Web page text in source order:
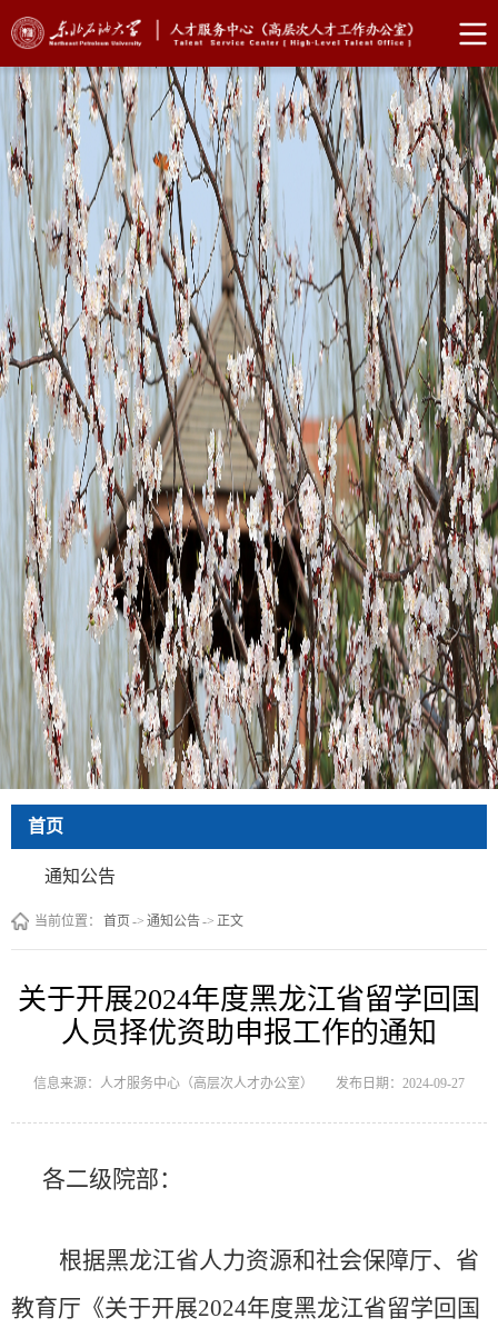
首页
通知公告
当前位置： 首页 -> 通知公告-> 正文
关于开展2024年度黑龙江省留学回国
人员择优资助申报工作的通知
信息来源：人才服务中心（高层次人才办公室） 发布日期：2024-09-27
各二级院部：
根据黑龙江省人力资源和社会保障厅、 省
教育厅 《关于开展2024年度黑龙江省留学回国